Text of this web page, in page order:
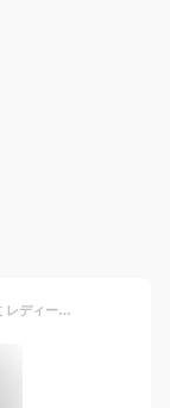
[クルーズライン] レース タイト スカート 膝丈 レディース カジュアル オフィスカジュアル ビジネス タイトスカート C27 (ブラック, S)